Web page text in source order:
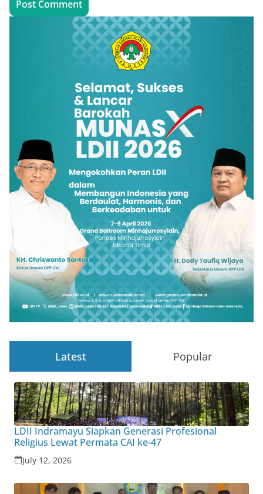
Latest Popular
LDII Indramayu Siapkan Generasi Profesional
Religius Lewat Permata CAI ke-47
July 12, 2026